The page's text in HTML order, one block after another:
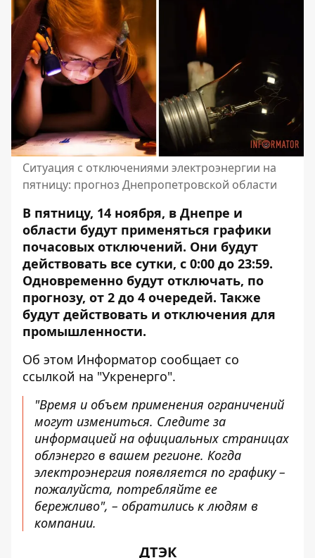
Ситуация с отключениями электроэнергии на
пятницу: прогноз Днепропетровской области
В пятницу, 14 ноября, в Днепре и
области будут применяться графики
почасовых отключений. Они будут
действовать все сутки, с 0:00 до 23:59.
Одновременно будут отключать, по
прогнозу, от 2 до 4 очередей. Также
будут действовать и отключения для
промышленности.
Об этом Информатор сообщает со
ссылкой на "Укренерго".
"Время и объем применения ограничений
могут измениться. Следите за
информацией на официальных страницах
облэнерго в вашем регионе. Когда
электроэнергия появляется по графику –
пожалуйста, потребляйте ее
бережливо", – обратились к людям в
компании.
ДТЭК